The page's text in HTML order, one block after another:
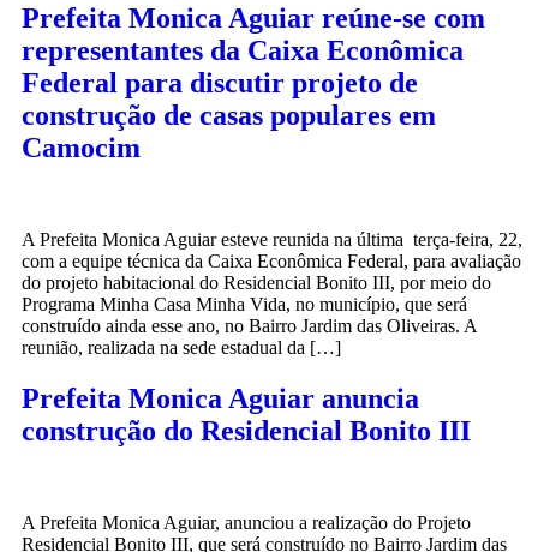
Prefeita Monica Aguiar reúne-se com
representantes da Caixa Econômica
Federal para discutir projeto de
construção de casas populares em
Camocim
A Prefeita Monica Aguiar esteve reunida na última terça-feira, 22,
com a equipe técnica da Caixa Econômica Federal, para avaliação
do projeto habitacional do Residencial Bonito III, por meio do
Programa Minha Casa Minha Vida, no município, que será
construído ainda esse ano, no Bairro Jardim das Oliveiras. A
reunião, realizada na sede estadual da […]
Prefeita Monica Aguiar anuncia
construção do Residencial Bonito III
A Prefeita Monica Aguiar, anunciou a realização do Projeto
Residencial Bonito III, que será construído no Bairro Jardim das